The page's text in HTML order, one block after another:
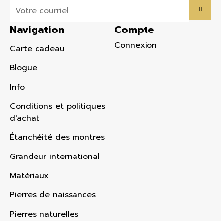
Navigation
Carte cadeau
Blogue
Info
Conditions et politiques
d'achat
Étanchéité des montres
Grandeur international
Matériaux
Pierres de naissances
Pierres naturelles
Compte
Connexion